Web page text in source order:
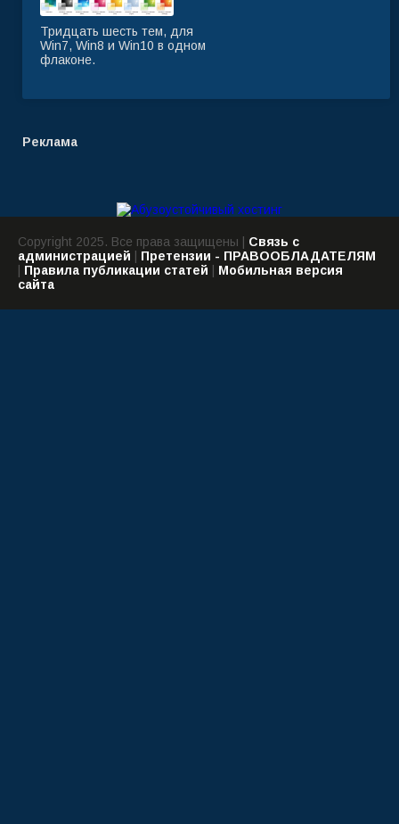
Тридцать шесть тем, для
Win7, Win8 и Win10 в одном
флаконе.
Реклама
Copyright 2025. Все права защищены | Связь с
администрацией
Претензии - ПРАВООБЛАДАТЕЛЯМ
Правила публикации статей
Мобильная версия
сайта